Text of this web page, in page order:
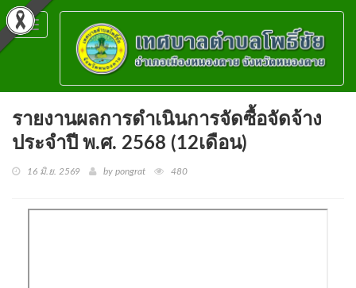
Toggle
navigation
รายงานผลการดำเนินการจัดซื้อจัดจ้าง
ประจำปี พ.ศ. 2568 (12เดือน)
16 มิ.ย. 2569 by pongrat 480